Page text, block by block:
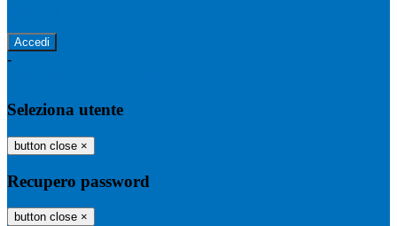
-
Seleziona utente
button close ×
Recupero password
button close ×